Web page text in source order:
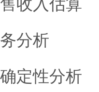
分析
定性分析